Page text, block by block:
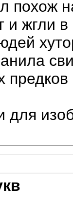
похож
и жгли
для